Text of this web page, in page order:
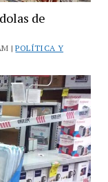
de
|POLÍTICA Y